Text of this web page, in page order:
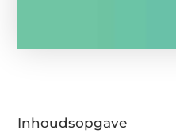
Inhoudsopgave